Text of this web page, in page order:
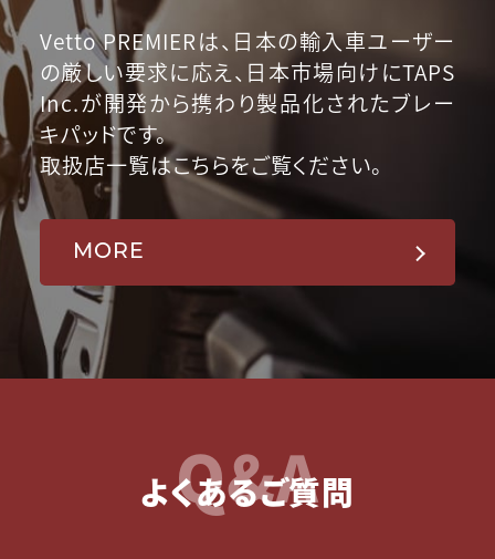
Vetto PREMIERは、日本の輸入車ユーザー
の厳しい要求に応え、日本市場向けにTAPS
Inc.が開発から携わり製品化されたブレー
キパッドです。
取扱店一覧はこちらをご覧ください。
MORE
Q&A
よくあるご質問